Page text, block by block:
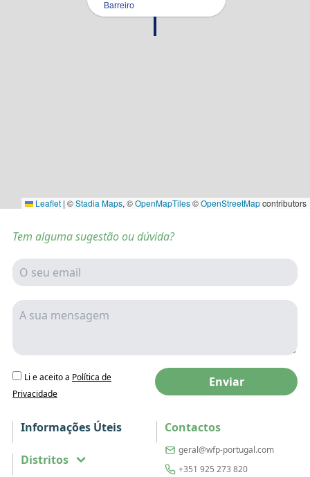
Barreiro
Leaflet | ©Stadia Maps, ©OpenMapTiles©OpenStreetMapcontributors
Informações Úteis
Distritos
Contactos
geral@wfp-portugal.com
+351 925 273 820
Tem alguma sugestão ou dúvida?
Li e aceito a Política de
Privacidade
Enviar